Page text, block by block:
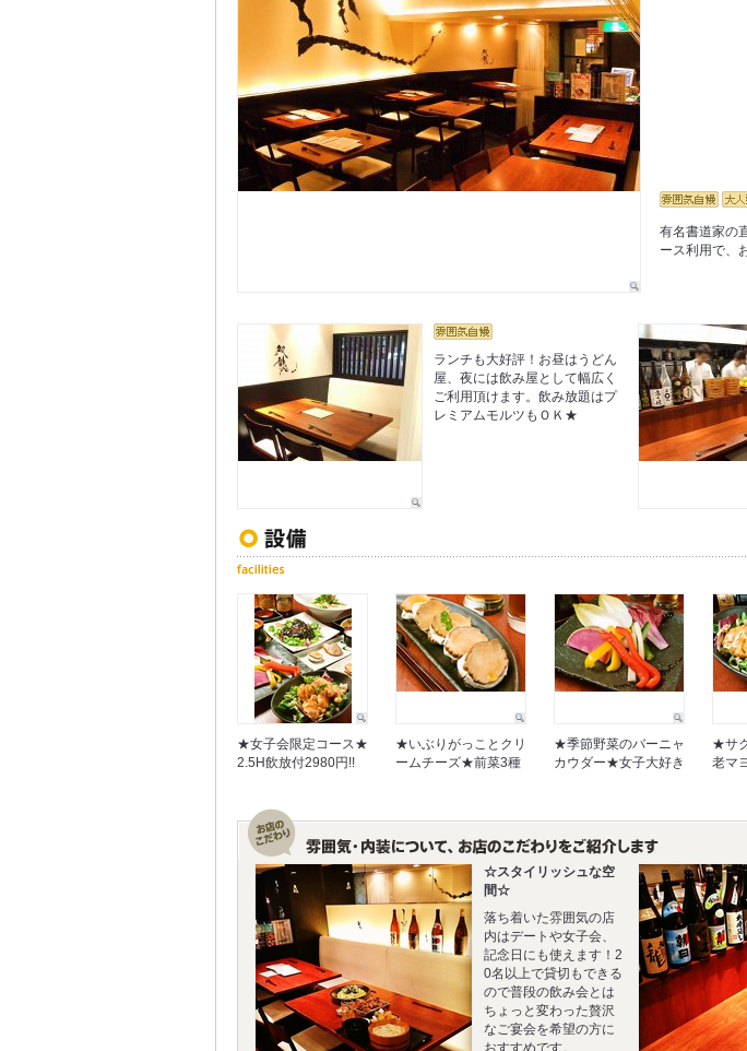
有名書道家の
ース利用で、
ランチも大好評！お昼はうどん
屋、夜には飲み屋として幅広く
ご利用頂けます。飲み放題はプ
レミアムモルツもＯＫ★
★女子会限定コース★
2.5H飲放付2980円!!
★いぶりがっことクリ
ームチーズ★前菜3種
★季節野菜のバーニャ
カウダー★女子大好き
★サ
老マ
☆スタイリッシュな空
間☆
落ち着いた雰囲気の店
内はデートや女子会、
記念日にも使えます！2
0名以上で貸切もできる
ので普段の飲み会とは
ちょっと変わった贅沢
なご宴会を希望の方に
おすすめです。